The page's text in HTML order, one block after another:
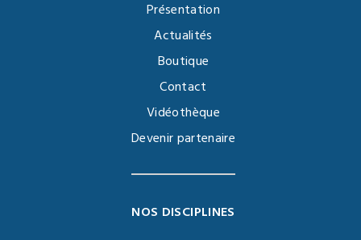
Présentation
Actualités
Boutique
Contact
Vidéothèque
Devenir partenaire
NOS DISCIPLINES